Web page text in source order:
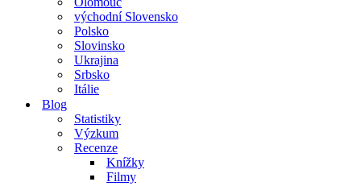
východní Slovensko
Polsko
Slovinsko
Ukrajina
Srbsko
Itálie
Blog
Statistiky
Výzkum
Recenze
Knížky
Filmy